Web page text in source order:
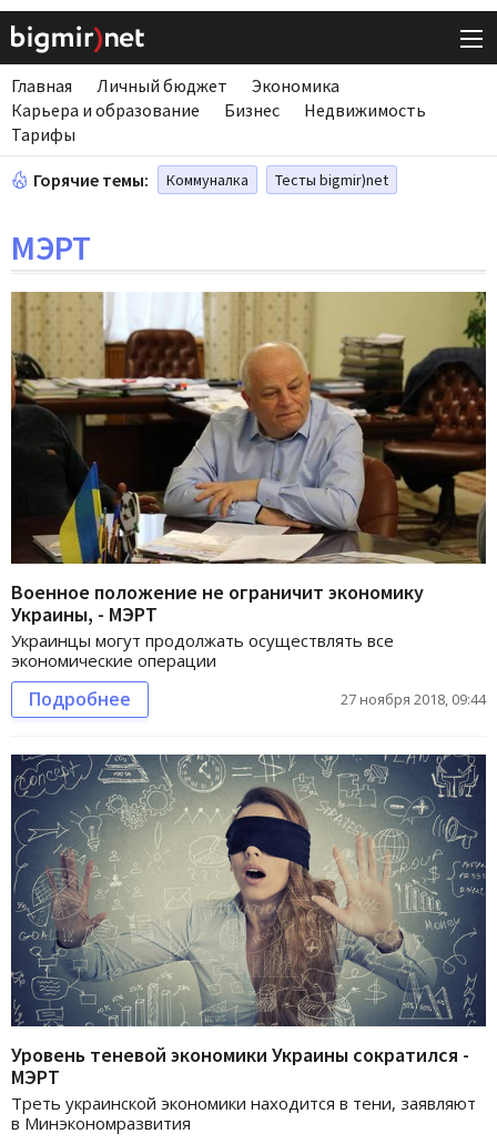
Главная Личный бюджет
Экономика
Карьера и образование
Бизнес
Недвижимость
Тарифы
Горячие темы: Коммуналка Тесты bigmir)net
МЭРТ
Военное положение не ограничит экономику
Украины, - МЭРТ
Украинцы могут продолжать осуществлять все
экономические операции
Подробнее 27 ноября 2018, 09:44
Уровень теневой экономики Украины сократился -
МЭРТ
Треть украинской экономики находится в тени, заявляют
в Минэкономразвития